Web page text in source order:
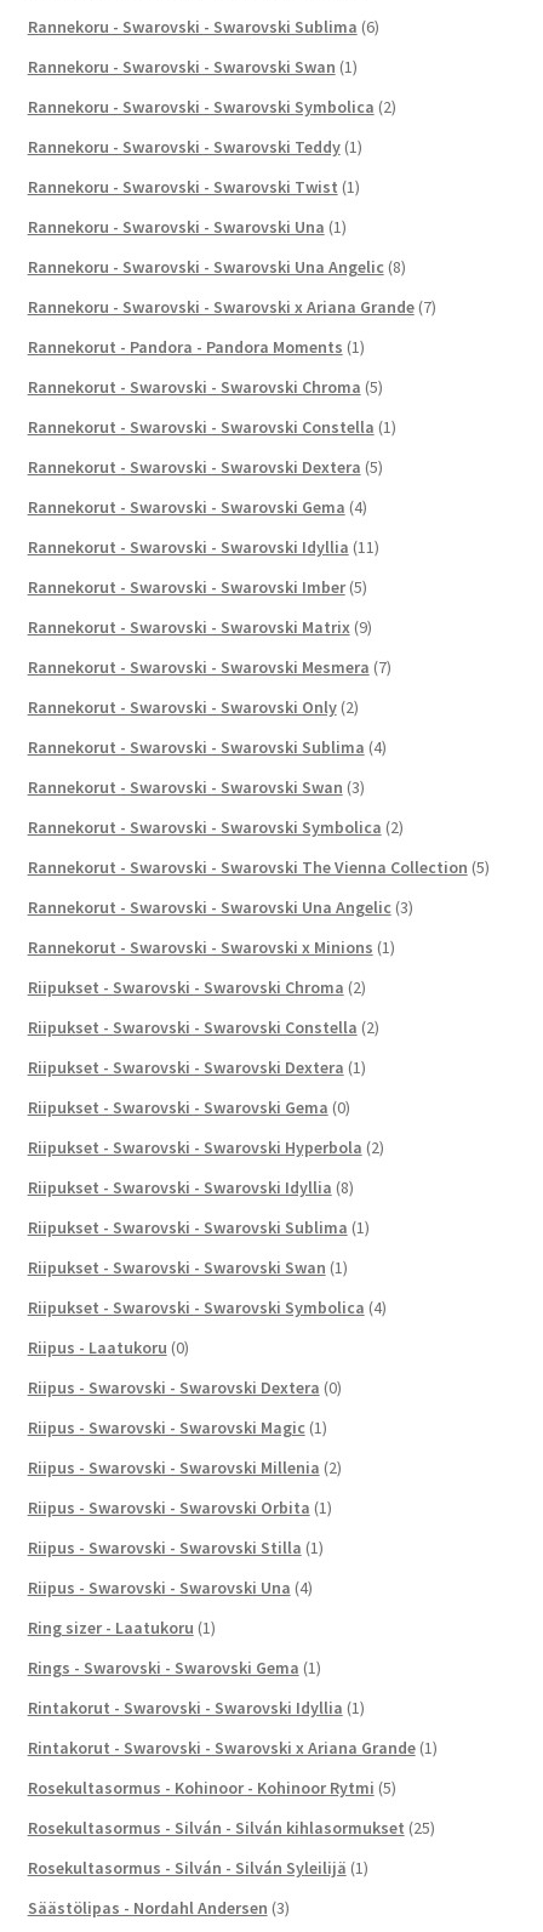
Rannekoru - Swarovski - Swarovski Sublima (6)
Rannekoru - Swarovski - Swarovski Swan (1)
Rannekoru - Swarovski - Swarovski Symbolica (2)
Rannekoru - Swarovski - Swarovski Teddy (1)
Rannekoru - Swarovski - Swarovski Twist (1)
Rannekoru - Swarovski - Swarovski Una (1)
Rannekoru - Swarovski - Swarovski Una Angelic (8)
Rannekoru - Swarovski - Swarovski x Ariana Grande (7)
Rannekorut - Pandora - Pandora Moments (1)
Rannekorut - Swarovski - Swarovski Chroma (5)
Rannekorut - Swarovski - Swarovski Constella (1)
Rannekorut - Swarovski - Swarovski Dextera (5)
Rannekorut - Swarovski - Swarovski Gema (4)
Rannekorut - Swarovski - Swarovski Idyllia (11)
Rannekorut - Swarovski - Swarovski Imber (5)
Rannekorut - Swarovski - Swarovski Matrix (9)
Rannekorut - Swarovski - Swarovski Mesmera (7)
Rannekorut - Swarovski - Swarovski Only (2)
Rannekorut - Swarovski - Swarovski Sublima (4)
Rannekorut - Swarovski - Swarovski Swan (3)
Rannekorut - Swarovski - Swarovski Symbolica (2)
Rannekorut - Swarovski - Swarovski The Vienna Collection (5)
Rannekorut - Swarovski - Swarovski Una Angelic (3)
Rannekorut - Swarovski - Swarovski x Minions (1)
Riipukset - Swarovski - Swarovski Chroma (2)
Riipukset - Swarovski - Swarovski Constella (2)
Riipukset - Swarovski - Swarovski Dextera (1)
Riipukset - Swarovski - Swarovski Gema (0)
Riipukset - Swarovski - Swarovski Hyperbola (2)
Riipukset - Swarovski - Swarovski Idyllia (8)
Riipukset - Swarovski - Swarovski Sublima (1)
Riipukset - Swarovski - Swarovski Swan (1)
Riipukset - Swarovski - Swarovski Symbolica (4)
Riipus - Laatukoru (0)
Riipus - Swarovski - Swarovski Dextera (0)
Riipus - Swarovski - Swarovski Magic (1)
Riipus - Swarovski - Swarovski Millenia (2)
Riipus - Swarovski - Swarovski Orbita (1)
Riipus - Swarovski - Swarovski Stilla (1)
Riipus - Swarovski - Swarovski Una (4)
Ring sizer - Laatukoru (1)
Rings - Swarovski - Swarovski Gema (1)
Rintakorut - Swarovski - Swarovski Idyllia (1)
Rintakorut - Swarovski - Swarovski x Ariana Grande (1)
Rosekultasormus - Kohinoor - Kohinoor Rytmi (5)
Rosekultasormus - Silván - Silván kihlasormukset (25)
Rosekultasormus - Silván - Silván Syleilijä (1)
Säästölipas - Nordahl Andersen (3)